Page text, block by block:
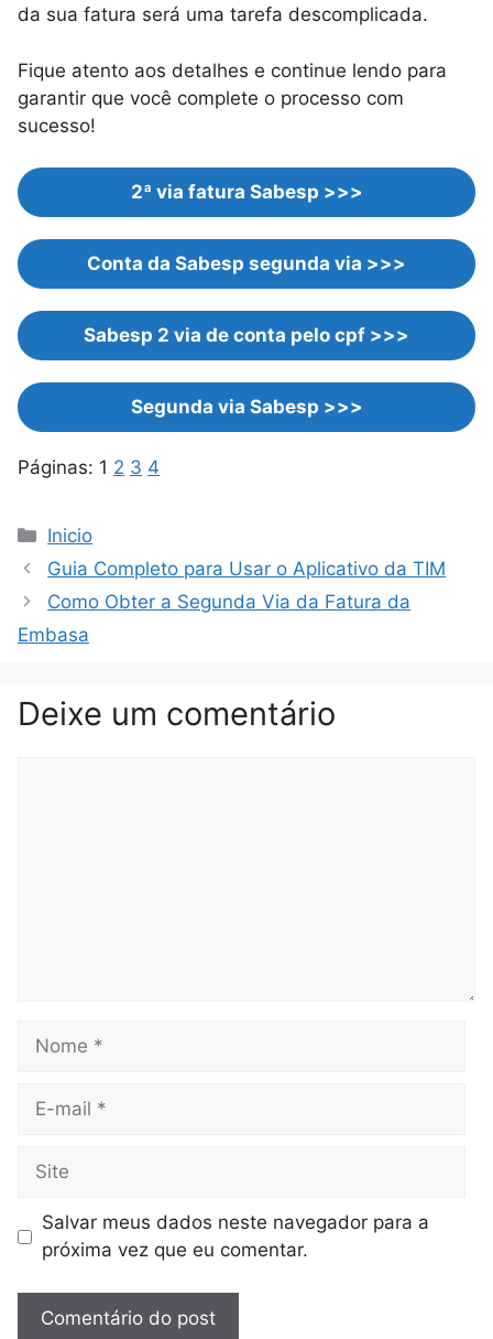
da sua fatura será uma tarefa descomplicada.
Fique atento aos detalhes e continue lendo para
garantir que você complete o processo com
sucesso!
2ª via fatura Sabesp >>>
Conta da Sabesp segunda via >>>
Sabesp 2 via de conta pelo cpf >>>
Segunda via Sabesp >>>
Páginas: 1 2 3 4
Categorias
Inicio
Guia Completo para Usar o Aplicativo da TIM
Como Obter a Segunda Via da Fatura da
Embasa
Deixe um comentário
Nome
Site
Salvar meus dados neste navegador para a
próxima vez que eu comentar.